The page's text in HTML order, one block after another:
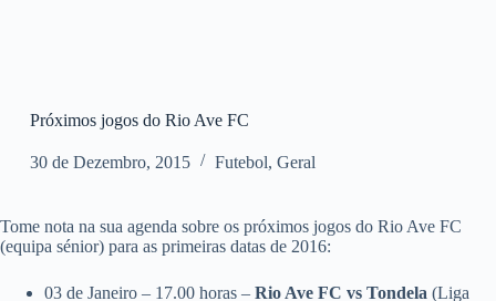
Próximos jogos do Rio Ave FC
30 de Dezembro, 2015 Futebol, Geral
Tome nota na sua agenda sobre os próximos jogos do Rio Ave FC
(equipa sénior) para as primeiras datas de 2016:
03 de Janeiro – 17.00 horas – Rio Ave FC vs Tondela (Liga